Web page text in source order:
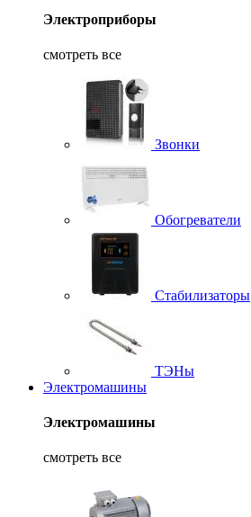
Электроприборы
смотреть все
Звонки
Обогреватели
Стабилизаторы
ТЭНы
Электромашины
Электромашины
смотреть все